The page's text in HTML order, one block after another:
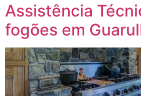
Assistência
fogões em